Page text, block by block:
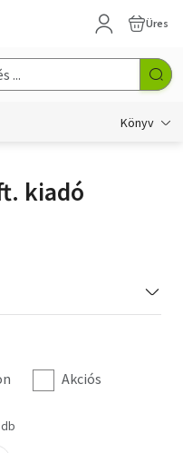
Üres
Könyv
kiadó
Akciós